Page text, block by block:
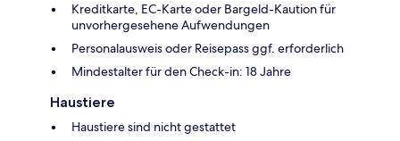
Kreditkarte, EC-Karte oder Bargeld-Kaution für
unvorhergesehene Aufwendungen
Personalausweis oder Reisepass ggf. erforderlich
Mindestalter für den Check-in: 18 Jahre
Haustiere
Haustiere sind nicht gestattet